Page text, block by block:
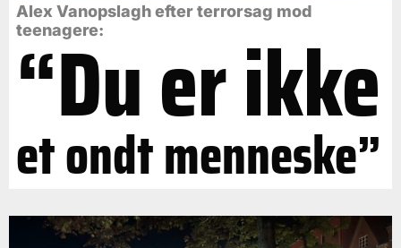
Alex Vanopslagh efter terrorsag mod
teenagere:
“Du er ikke
et ondt menneske”